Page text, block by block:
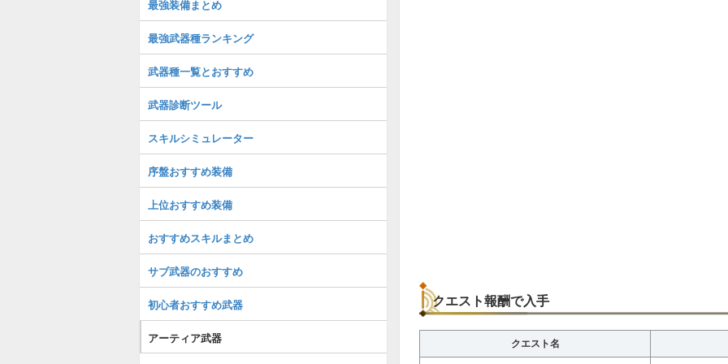
クエスト報酬で入手
クエスト名
最強装備まとめ
最強武器種ランキング
武器種一覧とおすすめ
武器診断ツール
スキルシミュレーター
序盤おすすめ装備
上位おすすめ装備
おすすめスキルまとめ
サブ武器のおすすめ
初心者おすすめ武器
アーティア武器